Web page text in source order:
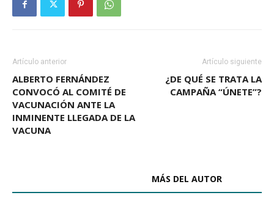
Artículo anterior
ALBERTO FERNÁNDEZ
CONVOCÓ AL COMITÉ DE
VACUNACIÓN ANTE LA
INMINENTE LLEGADA DE LA
VACUNA
Artículo siguiente
¿DE QUÉ SE TRATA LA
CAMPAÑA “ÚNETE”?
MÁS DEL AUTOR